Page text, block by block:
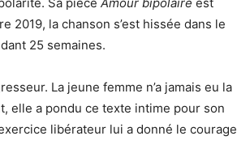
2019, la chanson s’est hissée dans le
25 semaines.
La jeune femme n’a jamais eu la
elle a pondu ce texte intime pour son
libérateur lui a donné le courage